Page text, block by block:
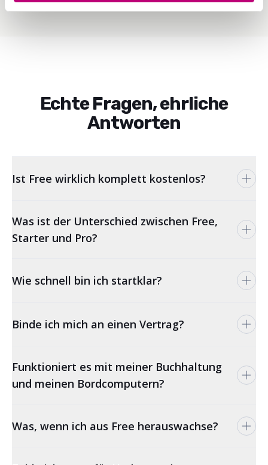
Echte Fragen, ehrliche
Antworten
Ist Free wirklich komplett kostenlos?
Was ist der Unterschied zwischen Free,
Starter und Pro?
Wie schnell bin ich startklar?
Binde ich mich an einen Vertrag?
Funktioniert es mit meiner Buchhaltung
und meinen Bordcomputern?
Was, wenn ich aus Free herauswachse?